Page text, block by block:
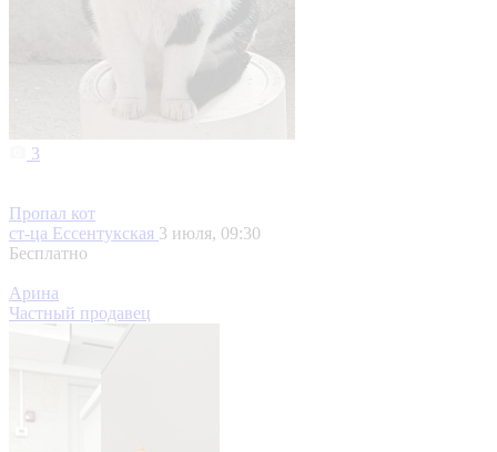
3
Пропал кот
ст-ца Ессентукская 3 июля, 09:30
Бесплатно
Арина
Частный продавец